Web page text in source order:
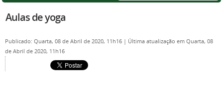
Aulas de yoga
Publicado: Quarta, 08 de Abril de 2020, 11h16 | Última atualização em Quarta, 08
de Abril de 2020, 11h16